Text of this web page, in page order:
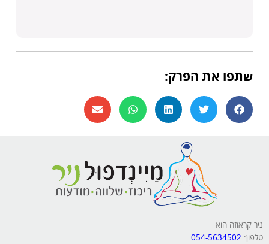
שתפו את הפרק:
ניר קראוזה הוא
טלפון: